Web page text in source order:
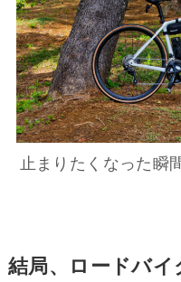
止まりたくなった瞬
結局、ロードバ